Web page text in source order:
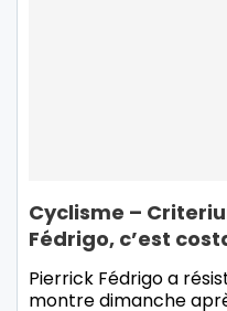
Cyclisme –
Fédrigo, c’est
Pierrick Fédrigo a
montre dimanche